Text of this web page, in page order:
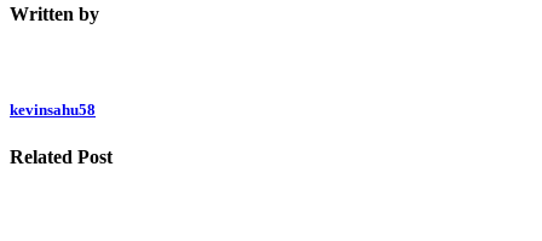
Written by
kevinsahu58
Related Post